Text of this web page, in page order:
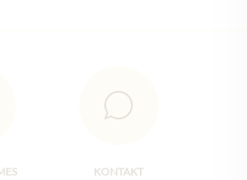
KONTAKT